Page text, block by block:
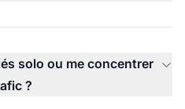
solo ou me concentrer
?